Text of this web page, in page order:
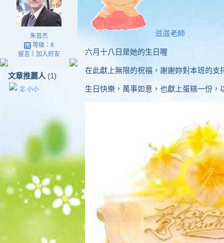
朱晉杰
等級：8
留言｜ 加入好友
文章推薦人 (1)
㊣ 小小
滋滋老師
六月十八日是她的生日喔
在此獻上無限的祝福，謝謝妳對本班的支
生日快樂，萬事如意，也獻上蛋糕一份，